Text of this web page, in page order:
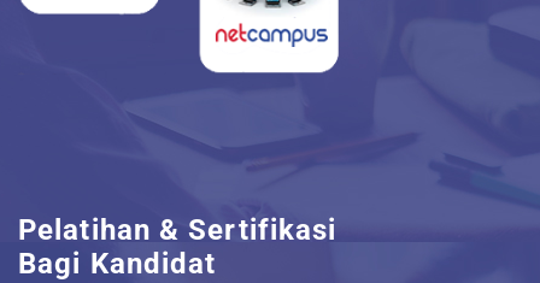
Pelatihan & Sertifikasi
Bagi Kandidat